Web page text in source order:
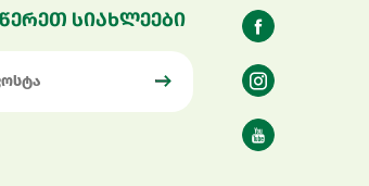
სიახლეები